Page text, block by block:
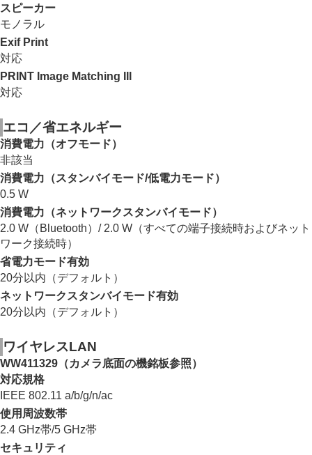
スピーカー
モノラル
Exif Print
対応
PRINT Image Matching III
対応
エコ／省エネルギー
消費電力（オフモード）
非該当
消費電力（スタンバイモード/低電力モード）
0.5 W
消費電力（ネットワークスタンバイモード）
2.0 W（Bluetooth）/ 2.0 W（すべての端子接続時およびネット
ワーク接続時）
省電力モード有効
20分以内（デフォルト）
ネットワークスタンバイモード有効
20分以内（デフォルト）
ワイヤレスLAN
WW411329（カメラ底面の機銘板参照）
対応規格
IEEE 802.11 a/b/g/n/ac
使用周波数帯
2.4 GHz帯/5 GHz帯
セキュリティ